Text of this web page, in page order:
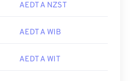
AEDT A NZST
AEDT A WIB
AEDT A WIT